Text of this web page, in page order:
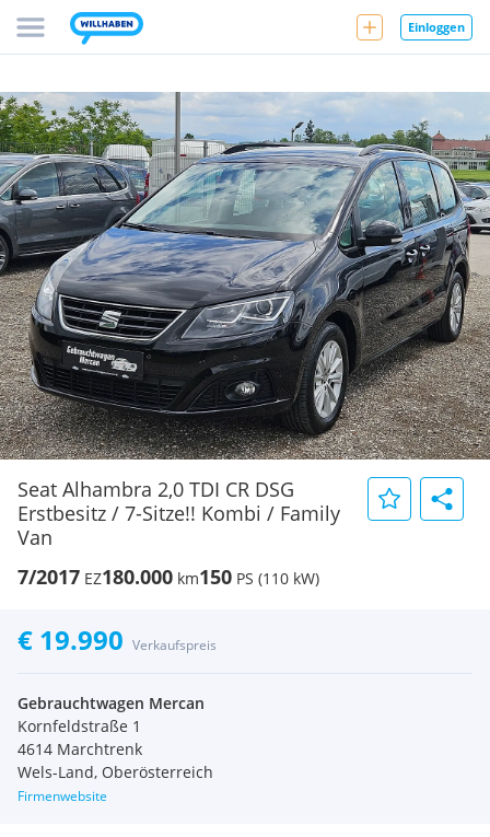
Einloggen
Seat Alhambra 2,0 TDI CR DSG
Erstbesitz / 7-Sitze!! Kombi / Family
Van
7/2017 EZ180.000 km150 PS (110 kW)
€ 19.990 Verkaufspreis
Gebrauchtwagen Mercan
Kornfeldstraße 1
4614 Marchtrenk
Wels-Land, Oberösterreich
Firmenwebsite